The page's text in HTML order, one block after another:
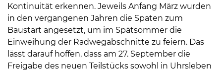
Kontinuität erkennen. Jeweils Anfang März wurden
in den vergangenen Jahren die Spaten zum
Baustart angesetzt, um im Spätsommer die
Einweihung der Radwegabschnitte zu feiern. Das
lässt darauf hoffen, dass am 27. September die
Freigabe des neuen Teilstücks sowohl in Uhrsleben